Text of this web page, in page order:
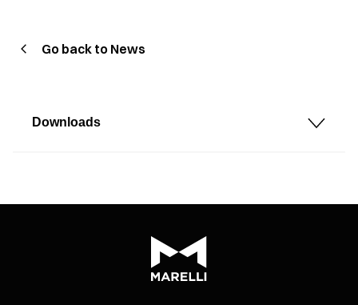
Go back to News
Downloads